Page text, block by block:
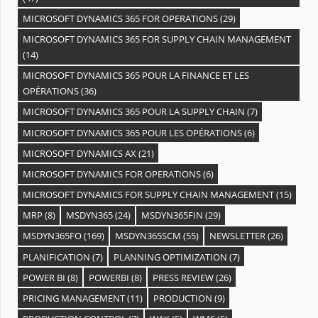
MICROSOFT DYNAMICS 365 FOR OPERATIONS(29)
MICROSOFT DYNAMICS 365 FOR SUPPLY CHAIN MANAGEMENT
(14)
MICROSOFT DYNAMICS 365 POUR LA FINANCE ET LES
OPÉRATIONS(36)
MICROSOFT DYNAMICS 365 POUR LA SUPPLY CHAIN (7)
MICROSOFT DYNAMICS 365 POUR LES OPÉRATIONS(6)
MICROSOFT DYNAMICS AX(21)
MICROSOFT DYNAMICS FOR OPERATIONS(6)
MICROSOFT DYNAMICS FOR SUPPLY CHAIN MANAGEMENT(15)
MRP (8) MSDYN365(24) MSDYN365FIN (29)
MSDYN365FO(169) MSDYN365SCM (55) NEWSLETTER(26)
PLANIFICATION (7) PLANNING OPTIMIZATION (7)
POWER BI (8) POWERBI (8) PRESS REVIEW(26)
PRICING MANAGEMENT(11) PRODUCTION (9)